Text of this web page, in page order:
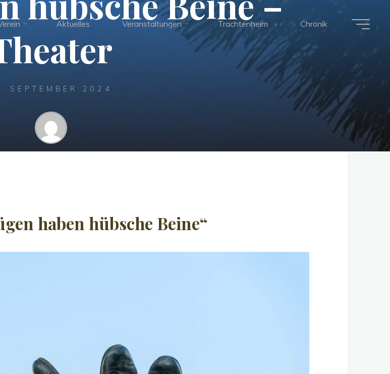
Aktuelles Veranstaltungen Trachtenheim Chronik
SEPTEMBER 2024
haben hübsche Beine“